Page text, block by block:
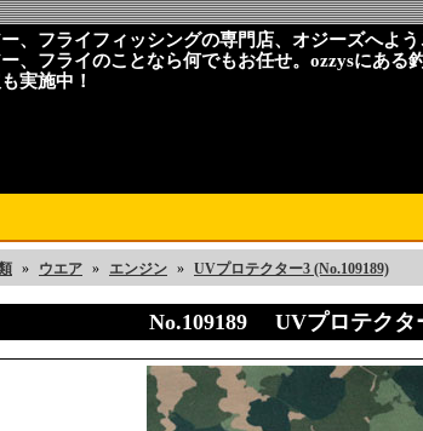
、フライフィッシングの専門店、オジーズへよう
、フライのことなら何でもお任せ。ozzysにある
実施中！
» ウエア » エンジン » UVプロテクター3 (No.109189)
No.109189 UVプロテクタ